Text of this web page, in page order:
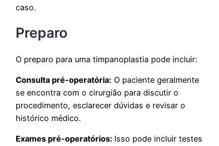
caso.
Preparo
O preparo para uma timpanoplastia pode incluir:
Consulta pré-operatória: O paciente geralmente
se encontra com o cirurgião para discutir o
procedimento, esclarecer dúvidas e revisar o
histórico médico.
Exames pré-operatórios: Isso pode incluir testes